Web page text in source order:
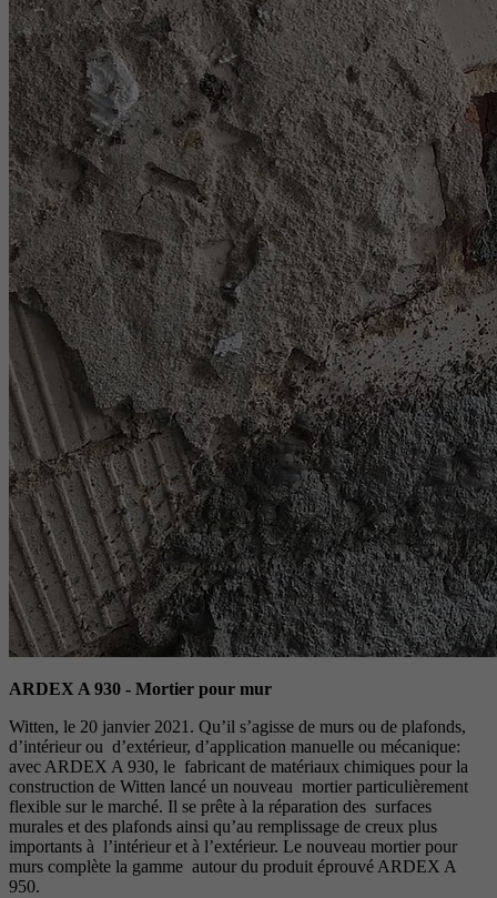
ARDEX A 930 - Mortier pour mur
Witten, le 20 janvier 2021. Qu’il s’agisse de murs ou de plafonds,
d’intérieur ou d’extérieur, d’application manuelle ou mécanique:
avec ARDEX A 930, le fabricant de matériaux chimiques pour la
construction de Witten lancé un nouveau mortier particulièrement
flexible sur le marché. Il se prête à la réparation des surfaces
murales et des plafonds ainsi qu’au remplissage de creux plus
importants à l’intérieur et à l’extérieur. Le nouveau mortier pour
murs complète la gamme autour du produit éprouvé ARDEX A
950.